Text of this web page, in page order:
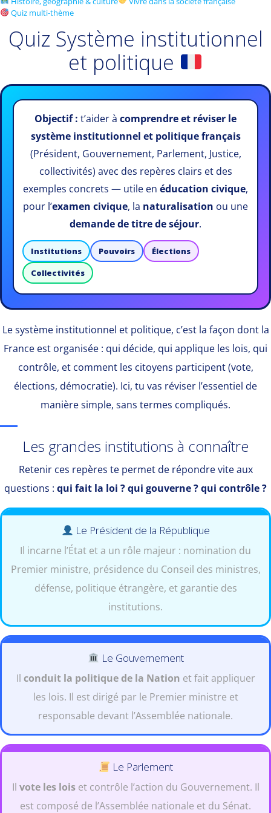
Quiz multi-thème
Quiz Système institutionnel
et politique
Objectif : t’aider à comprendre et réviser le
système institutionnel et politique français
(Président, Gouvernement, Parlement, Justice,
collectivités) avec des repères clairs et des
exemples concrets — utile en éducation civique,
pour l’examen civique, la naturalisation ou une
demande de titre de séjour.
Institutions Pouvoirs
Élections
Collectivités
Le système institutionnel et politique, c’est la façon dont la
France est organisée : qui décide, qui applique les lois, qui
contrôle, et comment les citoyens participent (vote,
élections, démocratie). Ici, tu vas réviser l’essentiel de
manière simple, sans termes compliqués.
Les grandes institutions à connaître
Retenir ces repères te permet de répondre vite aux
questions : qui fait la loi ? qui gouverne ? qui contrôle ?
Le Président de la République
Il incarne l’État et a un rôle majeur : nomination du
Premier ministre, présidence du Conseil des ministres,
défense, politique étrangère, et garantie des
institutions.
Le Gouvernement
Il conduit la politique de la Nation et fait appliquer
les lois. Il est dirigé par le Premier ministre et
responsable devant l’Assemblée nationale.
Le Parlement
Il vote les loiset contrôle l’action du Gouvernement. Il
est composé de l’Assemblée nationale et du Sénat.